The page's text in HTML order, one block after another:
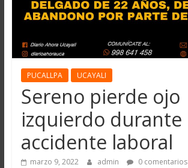
PUCALLPA UCAYALI
Sereno pierde ojo
izquierdo durante
accidente laboral
marzo 9, 2022 admin 0 comentarios